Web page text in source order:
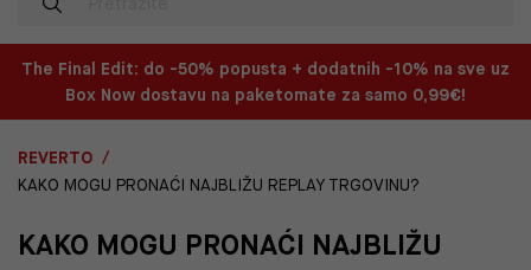
The Final Edit: do -50% popusta + dodatnih -10% na sve uz
Box Now dostavu na paketomate za samo 0,99€!
REVERTO
KAKO MOGU PRONAĆI NAJBLIŽU REPLAY TRGOVINU?
KAKO MOGU PRONAĆI NAJBLIŽU